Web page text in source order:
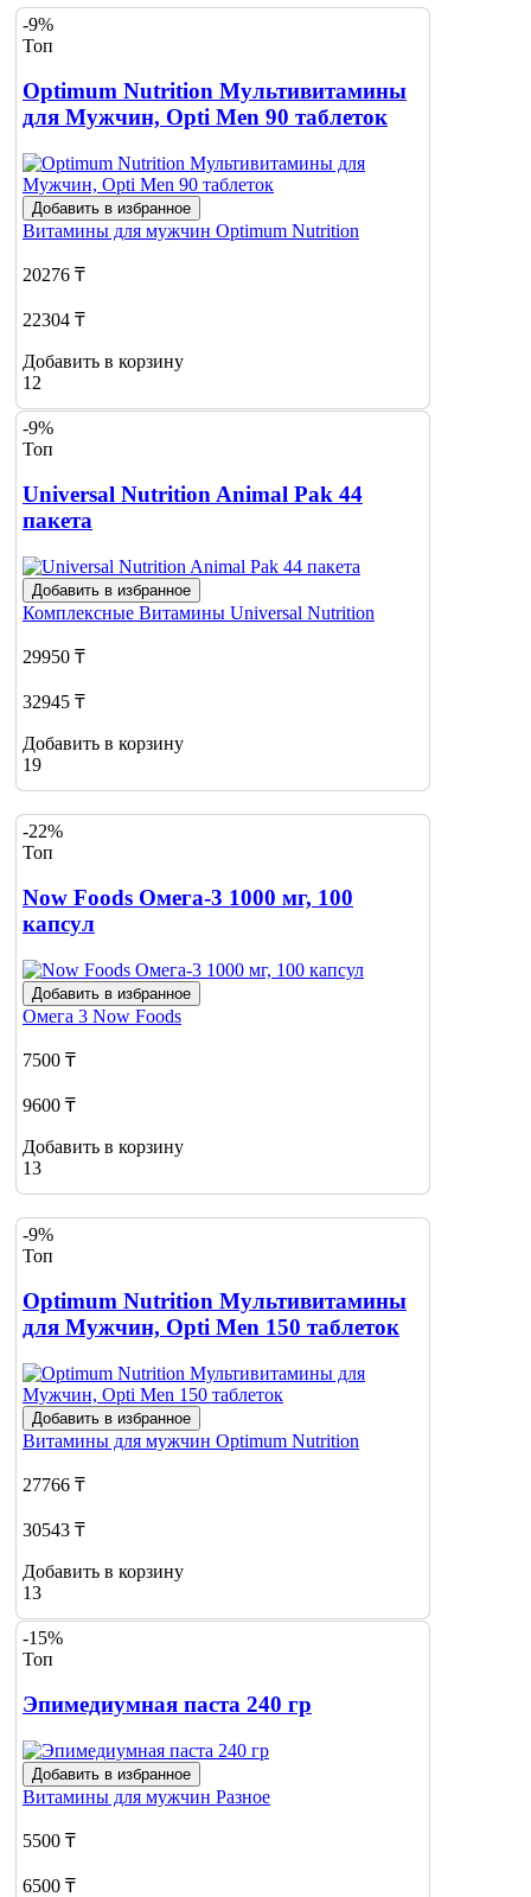
-9%
Топ
Optimum Nutrition Мультивитамины
для Мужчин, Opti Men 90 таблеток
Добавить в избранное
Витамины для мужчин Optimum Nutrition
20276 ₸
22304 ₸
Добавить в корзину
12
-9%
Топ
Universal Nutrition Animal Pak 44
пакета
Добавить в избранное
Комплексные Витамины Universal Nutrition
29950 ₸
32945 ₸
Добавить в корзину
19
-22%
Топ
Now Foods Омега-3 1000 мг, 100
капсул
Добавить в избранное
Омега 3 Now Foods
7500 ₸
9600 ₸
Добавить в корзину
13
-9%
Топ
Optimum Nutrition Мультивитамины
для Мужчин, Opti Men 150 таблеток
Добавить в избранное
Витамины для мужчин Optimum Nutrition
27766 ₸
30543 ₸
Добавить в корзину
13
-15%
Топ
Эпимедиумная паста 240 гр
Добавить в избранное
Витамины для мужчин Разное
5500 ₸
6500 ₸